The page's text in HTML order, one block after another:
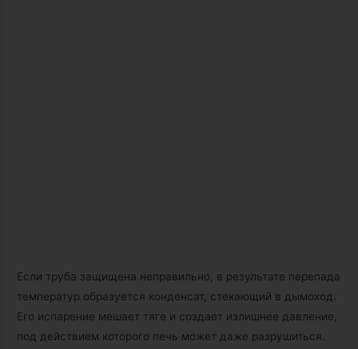
Если труба защищена неправильно, в результате перепада
температур образуется конденсат, стекающий в дымоход.
Его испарение мешает тяге и создает излишнее давление,
под действием которого печь может даже разрушиться.